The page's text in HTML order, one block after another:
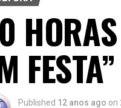
FESTA”
Published 12 anos ago on